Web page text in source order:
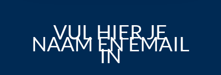
VUL HIER JE
NAAM EN EMAIL
IN